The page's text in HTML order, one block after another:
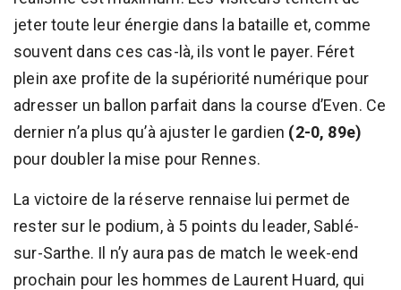
jeter toute leur énergie dans la bataille et, comme
souvent dans ces cas-là, ils vont le payer. Féret
plein axe profite de la supériorité numérique pour
adresser un ballon parfait dans la course d’Even. Ce
dernier n’a plus qu’à ajuster le gardien (2-0, 89e)
pour doubler la mise pour Rennes.
La victoire de la réserve rennaise lui permet de
rester sur le podium, à 5 points du leader, Sablé-
sur-Sarthe. Il n’y aura pas de match le week-end
prochain pour les hommes de Laurent Huard, qui